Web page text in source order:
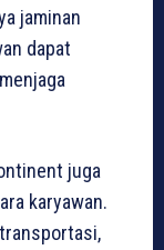
jaminan
dapat
juga
karyawan.